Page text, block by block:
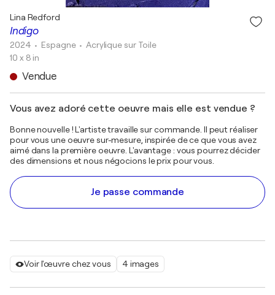
Voir l'œuvre chez vous 4 images
Indigo
Lina Redford
2024 • Espagne • Acrylique sur Toile
10 x 8 in
Vendue
Vous avez adoré cette oeuvre mais elle est vendue ?
Bonne nouvelle ! L'artiste travaille sur commande. Il peut réaliser
pour vous une oeuvre sur-mesure, inspirée de ce que vous avez
aimé dans la première oeuvre. L'avantage : vous pourrez décider
des dimensions et nous négocions le prix pour vous.
Je passe commande